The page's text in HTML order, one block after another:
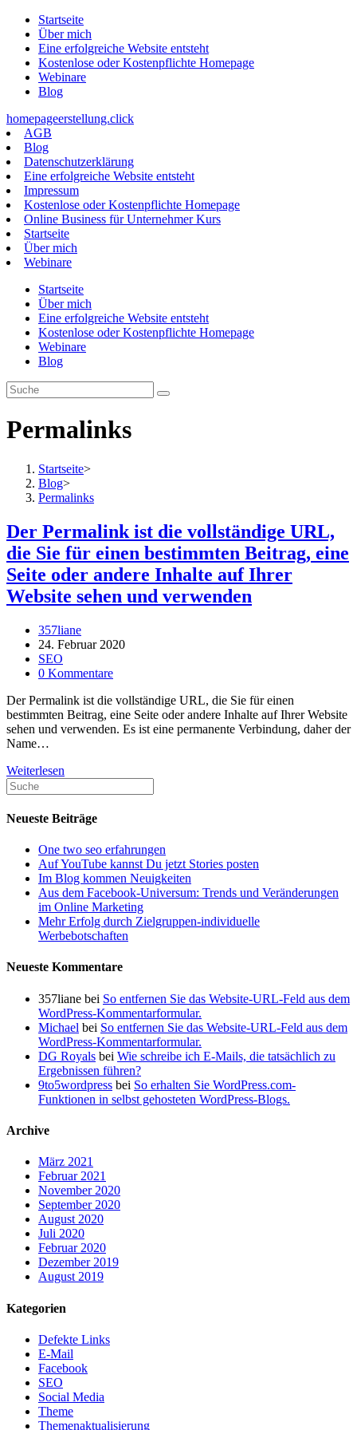
Zum
Inhalt
springen
Startseite
Über mich
Eine erfolgreiche Website entsteht
Kostenlose oder Kostenpflichte Homepage
Webinare
Blog
homepageerstellung.click
AGB
Blog
Datenschutzerklärung
Eine erfolgreiche Website entsteht
Impressum
Kostenlose oder Kostenpflichte Homepage
Online Business für Unternehmer Kurs
Startseite
Über mich
Webinare
Startseite
Über mich
Eine erfolgreiche Website entsteht
Kostenlose oder Kostenpflichte Homepage
Webinare
Blog
Permalinks
Startseite>
Blog>
Permalinks
Der Permalink ist die vollständige URL,
die Sie für einen bestimmten Beitrag, eine
Seite oder andere Inhalte auf Ihrer
Website sehen und verwenden
Beitrags-
Autor:
357liane
Beitrag
veröffentlicht:
24. Februar 2020
Beitrags-
Kategorie:
SEO
Beitrags-
0 Kommentare
Der Permalink ist die vollständige URL, die Sie für einen
bestimmten Beitrag, eine Seite oder andere Inhalte auf Ihrer Website
sehen und verwenden. Es ist eine permanente Verbindung, daher der
Name…
Weiterlesen
ist
die
vollständige
die
Sie
für
einen
bestimmten
Beitrag,
eine
oder
Inhalte
auf
Ihrer
Website
sehen
und
verwenden
Neueste Beiträge
One two seo erfahrungen
Auf YouTube kannst Du jetzt Stories posten
Im Blog kommen Neuigkeiten
Aus dem Facebook-Universum: Trends und Veränderungen
im Online Marketing
Mehr Erfolg durch Zielgruppen-individuelle
Werbebotschaften
Neueste Kommentare
357liane bei So entfernen Sie das Website-URL-Feld aus dem
WordPress-Kommentarformular.
Michael bei So entfernen Sie das Website-URL-Feld aus dem
WordPress-Kommentarformular.
DG Royals bei Wie schreibe ich E-Mails, die tatsächlich zu
Ergebnissen führen?
9to5wordpress bei So erhalten Sie WordPress.com-
Funktionen in selbst gehosteten WordPress-Blogs.
Archive
März 2021
Februar 2021
November 2020
September 2020
August 2020
Juli 2020
Februar 2020
Dezember 2019
August 2019
Kategorien
Defekte Links
E-Mail
Facebook
SEO
Social Media
Theme
Themenaktualisierung